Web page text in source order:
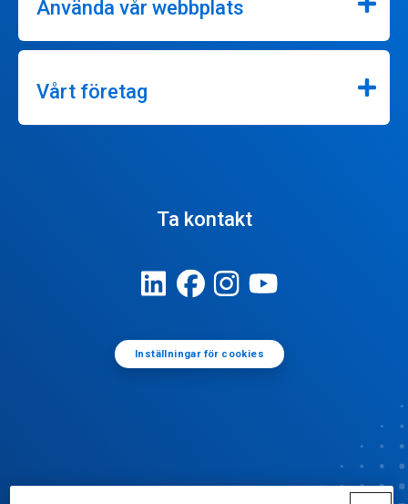
Använda vår webbplats
Vårt företag
Ta kontakt
Inställningar för cookies